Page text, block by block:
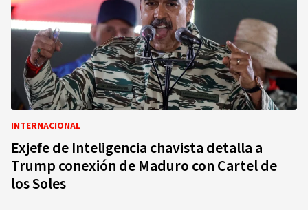
INTERNACIONAL
Exjefe de Inteligencia chavista detalla a
Trump conexión de Maduro con Cartel de
los Soles